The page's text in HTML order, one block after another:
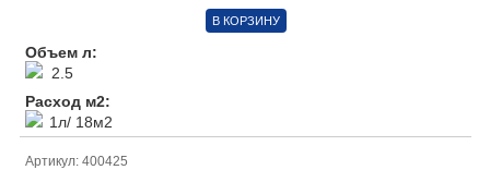
В КОРЗИНУ
Объем л:
2.5
Расход м2:
1л/ 18м2
Артикул: 400425